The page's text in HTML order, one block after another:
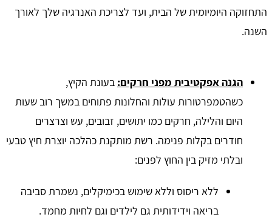
התחזוקה היומיומית של הבית, ועד לצריכת האנרגיה שלך לאורך
השנה.
הגנה אפקטיבית מפני חרקים: בעונת הקיץ,
כשהטמפרטורות עולות והחלונות פתוחים במשך רוב שעות
היום והלילה, חרקים כמו יתושים, זבובים, עש וצרצרים
חודרים בקלות פנימה. רשת מותקנת כהלכה יוצרת חיץ טבעי
ובלתי מזיק בין החוץ לפנים:
ללא ריסוס וללא שימוש בכימיקלים, נשמרת סביבה
בריאה וידידותית גם לילדים וגם לחיות מחמד.